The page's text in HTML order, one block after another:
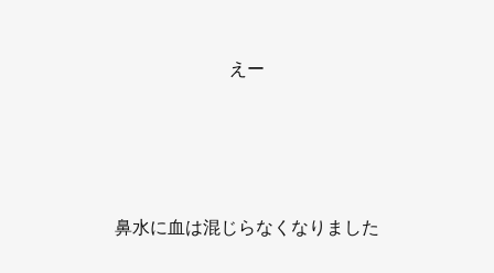
えー
鼻水に血は混じらなくなりました